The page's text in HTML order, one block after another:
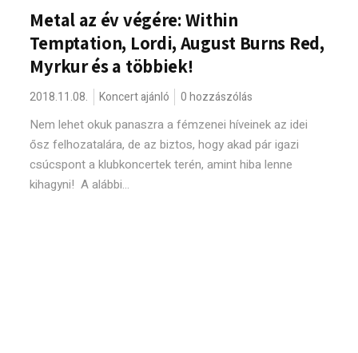
Metal az év végére: Within
Temptation, Lordi, August Burns Red,
Myrkur és a többiek!
2018.11.08. Koncert ajánló 0 hozzászólás
Nem lehet okuk panaszra a fémzenei híveinek az idei
ősz felhozatalára, de az biztos, hogy akad pár igazi
csúcspont a klubkoncertek terén, amint hiba lenne
kihagyni! A alábbi...